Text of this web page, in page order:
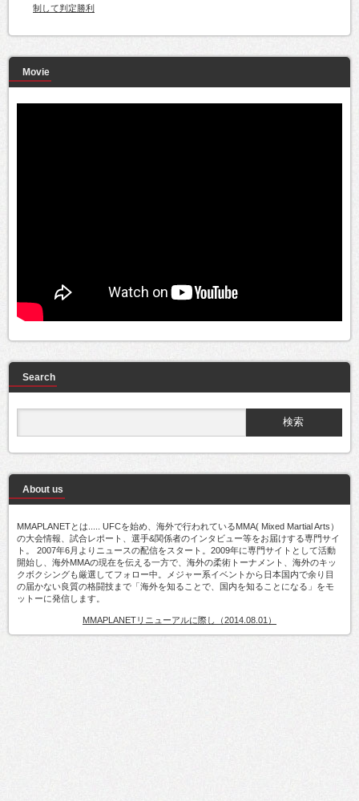
制して判定勝利
Movie
Search
About us
MMAPLANETとは..... UFCを始め、海外で行われているMMA( Mixed Martial Arts）
の大会情報、試合レポート、選手&関係者のインタビュー等をお届けする専門サイ
ト。 2007年6月よりニュースの配信をスタート。2009年に専門サイトとして活動
開始し、海外MMAの現在を伝える一方で、海外の柔術トーナメント、海外のキッ
クボクシングも厳選してフォロー中。メジャー系イベントから日本国内で余り目
の届かない良質の格闘技まで「海外を知ることで、国内を知ることになる」をモ
ットーに発信します。
MMAPLANETリニューアルに際し（2014.08.01）